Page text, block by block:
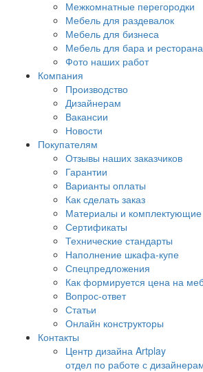
Межкомнатные перегородки
Мебель для раздевалок
Мебель для бизнеса
Мебель для бара и ресторана
Фото наших работ
Компания
Производство
Дизайнерам
Вакансии
Новости
Покупателям
Отзывы наших заказчиков
Гарантии
Варианты оплаты
Как сделать заказ
Материалы и комплектующие
Сертификаты
Технические стандарты
Наполнение шкафа-купе
Спецпредложения
Как формируется цена на
Вопрос-ответ
Статьи
Онлайн конструкторы
Контакты
Центр дизайна Artplay
отдел по работе с